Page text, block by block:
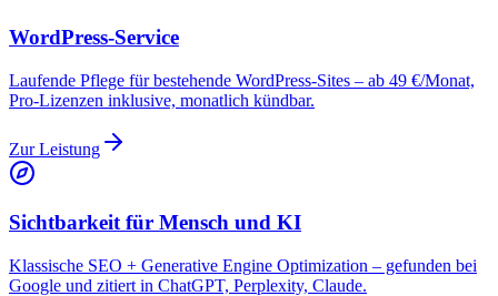
WordPress-Service
Laufende Pflege für bestehende WordPress-Sites – ab 49 €/Monat,
Pro-Lizenzen inklusive, monatlich kündbar.
Zur Leistung
Sichtbarkeit für Mensch und KI
Klassische SEO + Generative Engine Optimization – gefunden bei
Google und zitiert in ChatGPT, Perplexity, Claude.